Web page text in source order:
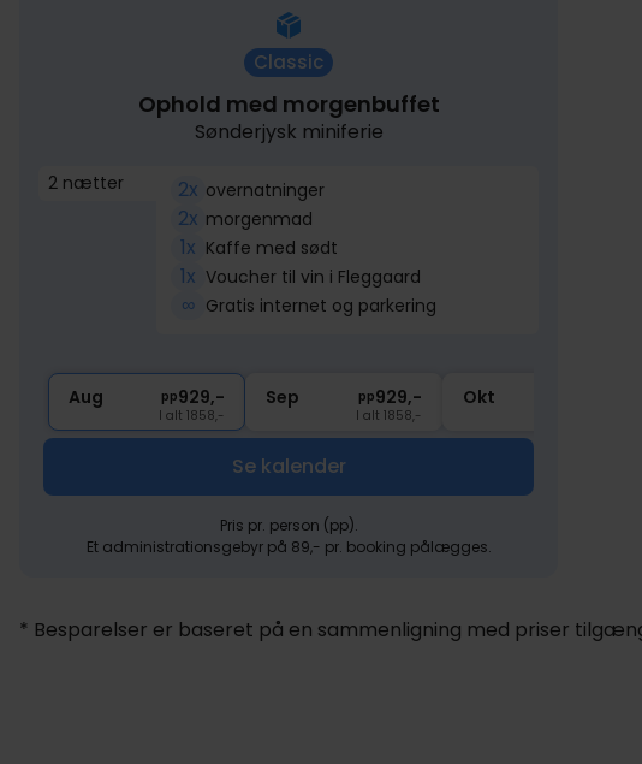
Classic
Ophold med morgenbuffet
Sønderjysk miniferie
2 nætter 2x overnatninger
2x morgenmad
1x Kaffe med sødt
1x Voucher til vin i Fleggaard
∞ Gratis internet og parkering
Aug pp929,-
I alt 1858,-
Sep pp929,-
I alt 1858,-
Okt
Se kalender
Pris pr. person (pp).
Et administrationsgebyr på 89,- pr. booking pålægges.
* Besparelser er baseret på en sammenligning med priser